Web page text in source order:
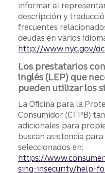
informar al
descripción y
frecuentes
deudas en varios
http://www.nyc.gov/
Los prestatarios
inglés (LEP) que
pueden utilizar los
La Oficina para la
Consumidor (CFPB)
adicionales para
buscan asistencia
seleccionados en:
https://
sing-insecurity/help-